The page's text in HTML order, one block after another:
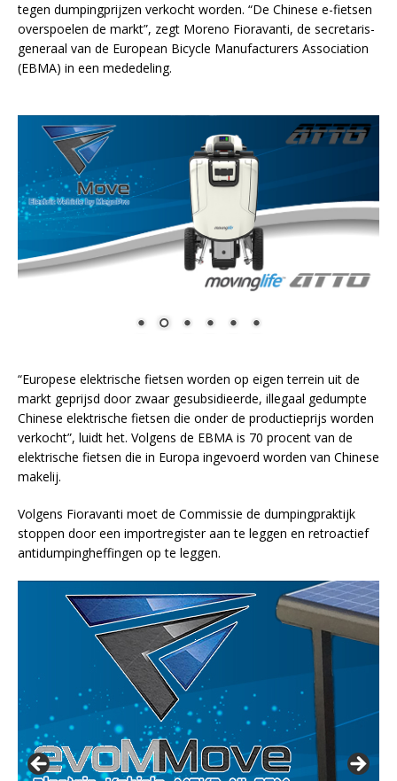
tegen dumpingprijzen verkocht worden. “De Chinese e-fietsen
overspoelen de markt”, zegt Moreno Fioravanti, de secretaris-
generaal van de European Bicycle Manufacturers Association
(EBMA) in een mededeling.
“Europese elektrische fietsen worden op eigen terrein uit de
markt geprijsd door zwaar gesubsidieerde, illegaal gedumpte
Chinese elektrische fietsen die onder de productieprijs worden
verkocht”, luidt het. Volgens de EBMA is 70 procent van de
elektrische fietsen die in Europa ingevoerd worden van Chinese
makelij.
Volgens Fioravanti moet de Commissie de dumpingpraktijk
stoppen door een importregister aan te leggen en retroactief
antidumpingheffingen op te leggen.